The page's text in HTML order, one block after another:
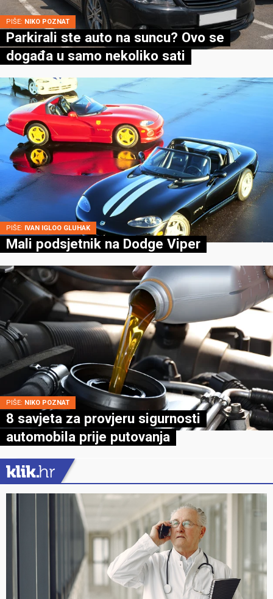
PIŠE: NIKO POZNAT
Parkirali ste auto na suncu? Ovo se
događa u samo nekoliko sati
PIŠE: IVAN IGLOO GLUHAK
Mali podsjetnik na Dodge Viper
PIŠE: NIKO POZNAT
8 savjeta za provjeru sigurnosti
automobila prije putovanja